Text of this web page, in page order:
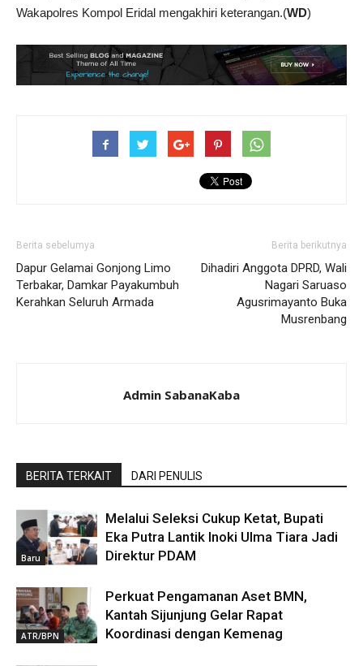
Wakapolres Kompol Eridal mengakhiri keterangan.(WD)
Berita sebelumya
Dapur Gelamai Gonjong Limo
Terbakar, Damkar Payakumbuh
Kerahkan Seluruh Armada
Berita berikutnya
Dihadiri Anggota DPRD, Wali
Nagari Saruaso
Agusrimayanto Buka
Musrenbang
Admin SabanaKaba
BERITA TERKAIT DARI PENULIS
Baru
Melalui Seleksi Cukup Ketat, Bupati
Eka Putra Lantik Inoki Ulma Tiara Jadi
Direktur PDAM
ATR/BPN
Perkuat Pengamanan Aset BMN,
Kantah Sijunjung Gelar Rapat
Koordinasi dengan Kemenag